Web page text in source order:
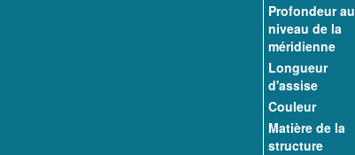
Profondeur au
niveau de la
méridienne
Longueur
d'assise
Couleur
Matière de la
structure